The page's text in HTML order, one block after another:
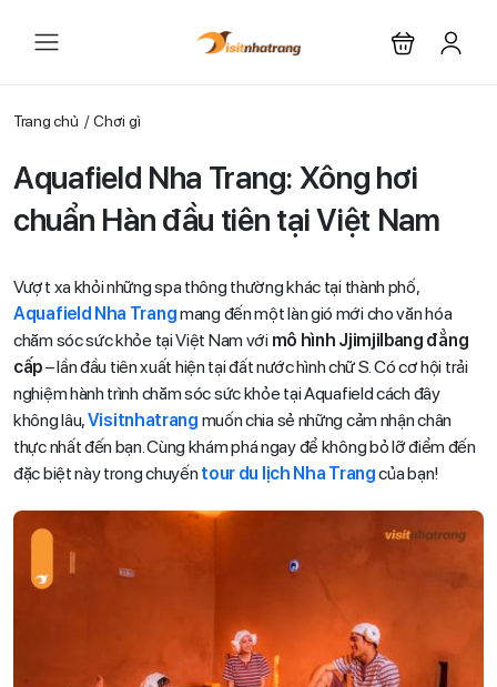
Trang chủ Chơi gì
Aquafield Nha Trang: Xông hơi
chuẩn Hàn đầu tiên tại Việt Nam
Vượt xa khỏi những spa thông thường khác tại thành phố,
Aquafield Nha Trangmang đến một làn gió mới cho văn hóa
chăm sóc sức khỏe tại Việt Nam với mô hình Jjimjilbang đẳng
cấp– lần đầu tiên xuất hiện tại đất nước hình chữ S. Có cơ hội trải
nghiệm hành trình chăm sóc sức khỏe tại Aquafield cách đây
không lâu,Visitnhatrang muốn chia sẻ những cảm nhận chân
thực nhất đến bạn. Cùng khám phá ngay để không bỏ lỡ điểm đến
đặc biệt này trong chuyến tour du lịch Nha Trangcủa bạn!